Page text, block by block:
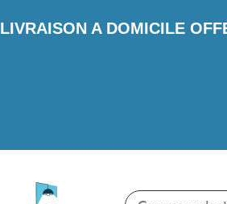
LIVRAISON A DOMICILE